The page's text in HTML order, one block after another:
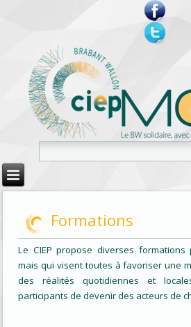
Formations
Le CIEP propose diverses
mais qui visent toutes à favoriser une
des réalités quotidiennes et
participants de devenir des acteurs de